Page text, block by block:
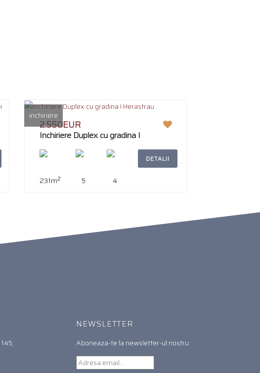
inchiriere
2.550EUR
Inchiriere Duplex cu gradina I
231m2 5 4
DETALII
NEWSLETTER
Aboneaza-te la newsletter-ul nostru